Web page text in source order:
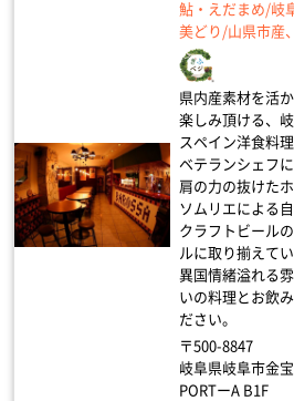
鮎・えだまめ/岐
美どり/山県市産
県内産素材を活
楽しみ頂ける、
スペイン洋食料理
ベテランシェフ
肩の力の抜けた
ソムリエによる
クラフトビール
ルに取り揃えてい
異国情緒溢れる
いの料理とお飲
ださい。
〒500-8847
岐阜県岐阜市金
PORTーA B1F